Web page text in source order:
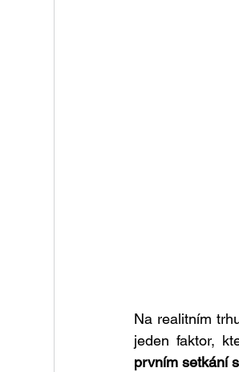
Na realitním
jeden faktor,
prvním setkání